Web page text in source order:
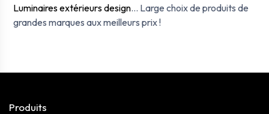
Luminaires extérieurs design… Large choix de produits de
grandes marques aux meilleurs prix !
Produits